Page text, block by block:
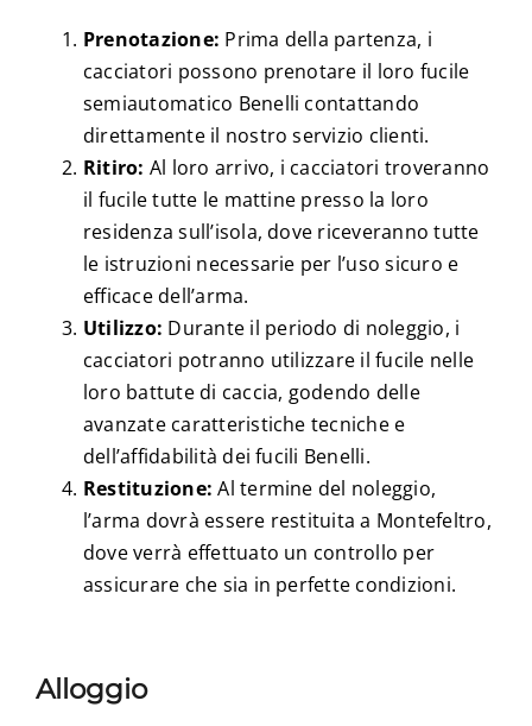
Prenotazione: Prima della partenza, i
cacciatori possono prenotare il loro fucile
semiautomatico Benelli contattando
direttamente il nostro servizio clienti.
Ritiro: Al loro arrivo, i cacciatori troveranno
il fucile tutte le mattine presso la loro
residenza sull’isola, dove riceveranno tutte
le istruzioni necessarie per l’uso sicuro e
efficace dell’arma.
Utilizzo: Durante il periodo di noleggio, i
cacciatori potranno utilizzare il fucile nelle
loro battute di caccia, godendo delle
avanzate caratteristiche tecniche e
dell’affidabilità dei fucili Benelli.
Restituzione: Al termine del noleggio,
l’arma dovrà essere restituita a Montefeltro,
dove verrà effettuato un controllo per
assicurare che sia in perfette condizioni.
Alloggio